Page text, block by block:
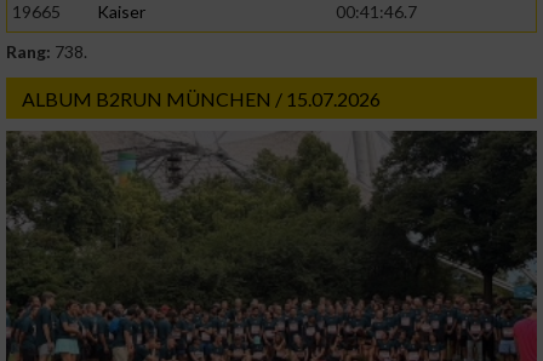
19665
Kaiser
00:41:46.7
Rang: 738.
ALBUM B2RUN MÜNCHEN / 15.07.2026